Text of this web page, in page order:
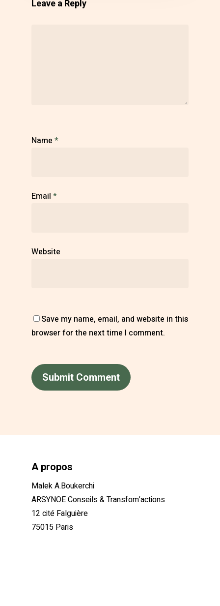
Leave a Reply
Name *
Email *
Website
Save my name, email, and website in this
browser for the next time I comment.
A propos
Malek A.Boukerchi
ARSYNOE Conseils & Transfom’actions
12 cité Falguière
75015 Paris